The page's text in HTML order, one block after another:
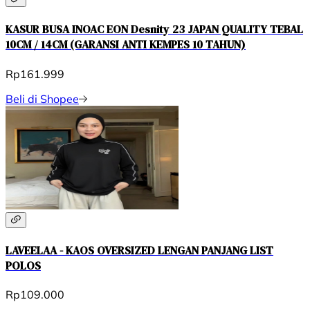
KASUR BUSA INOAC EON Desnity 23 JAPAN QUALITY TEBAL
10CM / 14CM (GARANSI ANTI KEMPES 10 TAHUN)
Rp161.999
Beli di Shopee
LAVEELAA - KAOS OVERSIZED LENGAN PANJANG LIST
POLOS
Rp109.000